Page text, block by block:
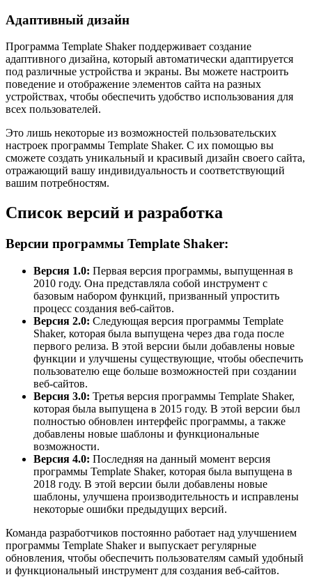
Адаптивный дизайн
Программа Template Shaker поддерживает создание
адаптивного дизайна, который автоматически адаптируется
под различные устройства и экраны. Вы можете настроить
поведение и отображение элементов сайта на разных
устройствах, чтобы обеспечить удобство использования для
всех пользователей.
Это лишь некоторые из возможностей пользовательских
настроек программы Template Shaker. С их помощью вы
сможете создать уникальный и красивый дизайн своего сайта,
отражающий вашу индивидуальность и соответствующий
вашим потребностям.
Список версий и разработка
Версии программы Template Shaker:
Версия 1.0: Первая версия программы, выпущенная в
2010 году. Она представляла собой инструмент с
базовым набором функций, призванный упростить
процесс создания веб-сайтов.
Версия 2.0: Следующая версия программы Template
Shaker, которая была выпущена через два года после
первого релиза. В этой версии были добавлены новые
функции и улучшены существующие, чтобы обеспечить
пользователю еще больше возможностей при создании
веб-сайтов.
Версия 3.0: Третья версия программы Template Shaker,
которая была выпущена в 2015 году. В этой версии был
полностью обновлен интерфейс программы, а также
добавлены новые шаблоны и функциональные
возможности.
Версия 4.0: Последняя на данный момент версия
программы Template Shaker, которая была выпущена в
2018 году. В этой версии были добавлены новые
шаблоны, улучшена производительность и исправлены
некоторые ошибки предыдущих версий.
Команда разработчиков постоянно работает над улучшением
программы Template Shaker и выпускает регулярные
обновления, чтобы обеспечить пользователям самый удобный
и функциональный инструмент для создания веб-сайтов.